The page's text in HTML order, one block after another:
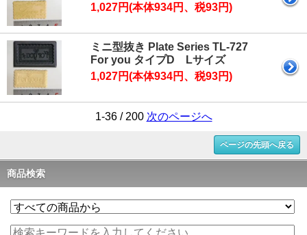
1,027円(本体934円、税93円)
ミニ型抜き Plate Series TL-727
For you タイプD Lサイズ
1,027円(本体934円、税93円)
1-36 / 200 次のページへ
ページの先頭へ戻る
商品検索